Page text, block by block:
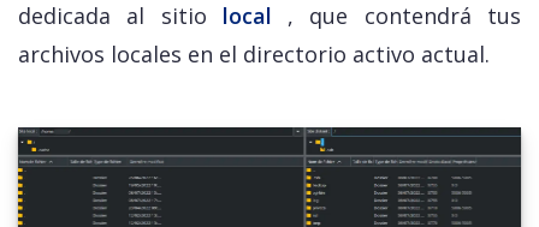
dedicada al sitio local , que contendrá tus
archivos locales en el directorio activo actual.